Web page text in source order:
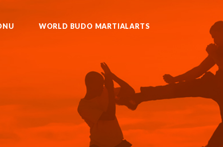
WORLD BUDO MARTIALARTS
WUSHU MUAYTHAI